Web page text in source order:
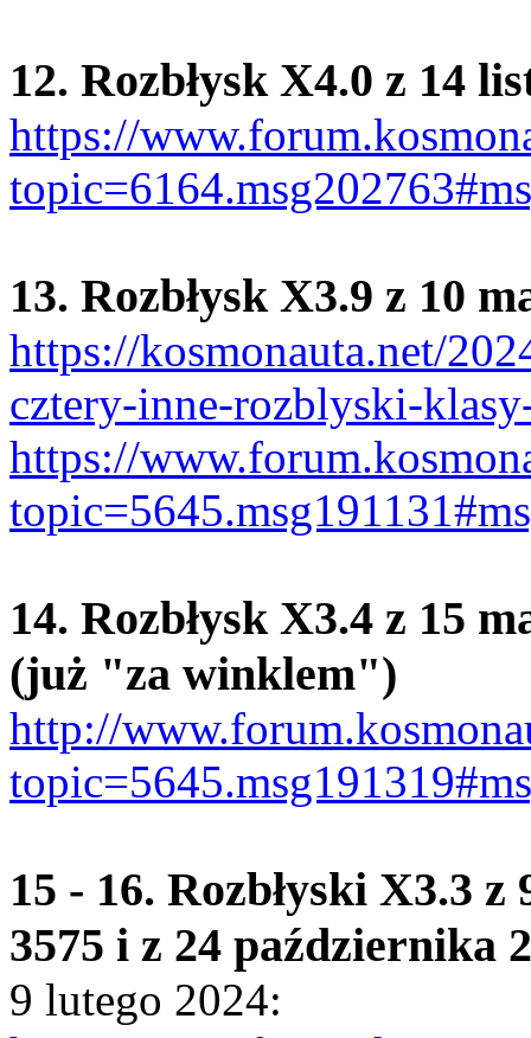
12. Rozbłysk X4.0 z 14
https://
13. Rozbłysk X3.9 z 10
https://kosmonauta.net/
cztery-inne-rozblyski-
https://
14. Rozbłysk X3.4 z 15
(już "za winklem")
http://
15 - 16. Rozbłyski X3.3
3575 i z 24 października
9 lutego 2024: